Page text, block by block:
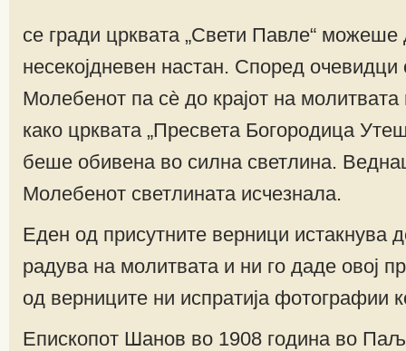
се гради црквата „Свети Павле“ можеше
несекојдневен настан. Според очевидци
Молебенот па сѐ до крајот на
како црквата „Пресвета Богородица
беше обивена во силна светлина.
Mолебенот светлината исчезнала.
Еден од присутните верници истакнува
радува на молитвата и ни го даде овој
од верниците ни испратија фотографии
Епископот Шанов во 1908 година во